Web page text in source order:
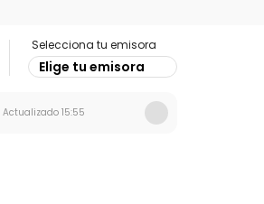
Selecciona tu emisora
Elige tu emisora
Actualizado 15:55